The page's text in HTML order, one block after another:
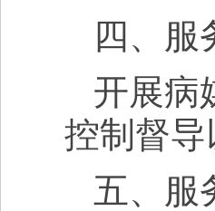
四、服
开展病
控制督
五、服